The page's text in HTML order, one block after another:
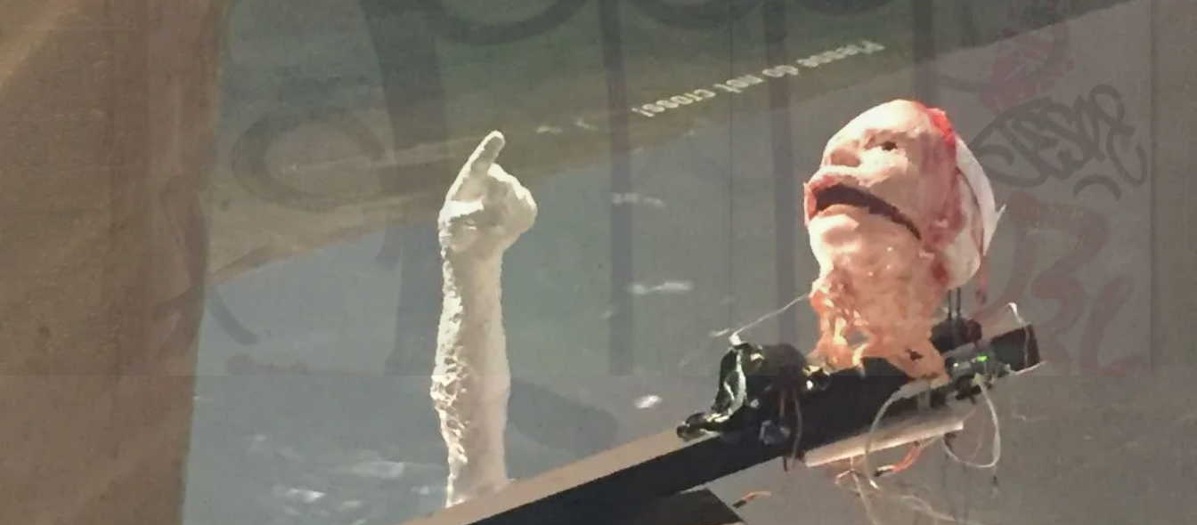
Migrationsmodelle Spanien vs Dänemark
https://www.falter.at/zeitung/20260707/z
wei-modelle-fuer-migration-in-europa
vonRaimund Löw
weiterlesen...